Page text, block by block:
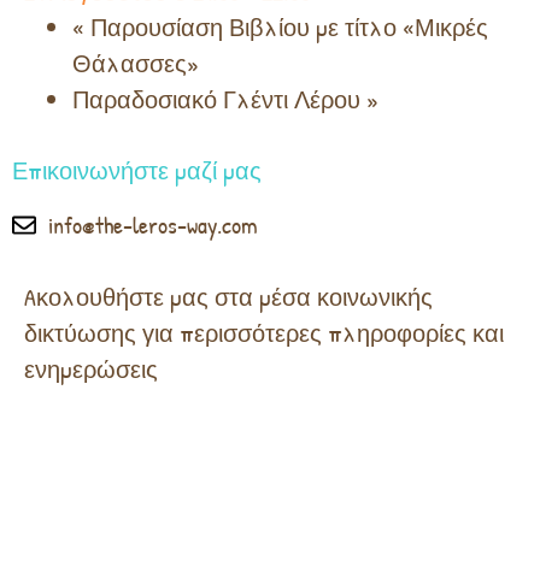
« Παρουσίαση Βιβλίου με τίτλο «Μικρές
Θάλασσες»
Παραδοσιακό Γλέντι Λέρου »
Επικοινωνήστε μαζί μας
info@the-leros-way.com
Aκολουθήστε μας στα μέσα κοινωνικής
δικτύωσης για περισσότερες πληροφορίες και
ενημερώσεις